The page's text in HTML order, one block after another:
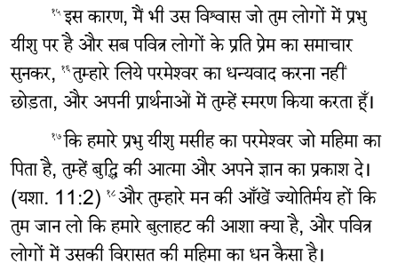
१५इस कारण, मैं भी उस विश्वास जो तुम लोगों में प्रभु
यीशु पर है और सब पवित्र लोगों के प्रति प्रेम का समाचार
सुनकर, १६तुम्हारे लिये परमेश्‍वर का धन्यवाद करना नहीं
छोड़ता, और अपनी प्रार्थनाओं में तुम्हें स्मरण किया करता हूँ।
१७कि हमारे प्रभु यीशु मसीह का परमेश्‍वर जो महिमा का
पिता है, तुम्हें बुद्धि की आत्मा और अपने ज्ञान का प्रकाश दे।
(यशा. 11:2) १८और तुम्हारे मन की आँखें ज्योतिर्मय हों कि
तुम जान लो कि हमारे बुलाहट की आशा क्या है, और पवित्र
लोगों में उसकी विरासत की महिमा का धन कैसा है।